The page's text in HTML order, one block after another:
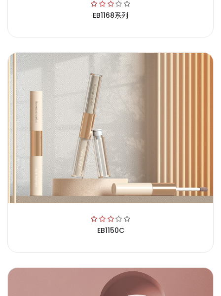
EB1168系列
EB1150C